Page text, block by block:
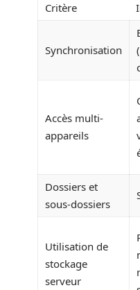
Critère
Synchronisation
Accès multi-
appareils
Dossiers et
sous-dossiers
Utilisation de
stockage
serveur